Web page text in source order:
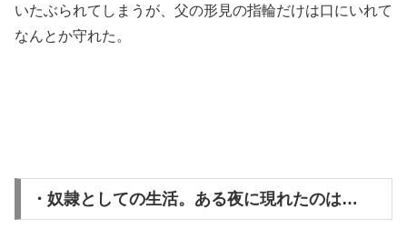
いたぶられてしまうが、父の形見の指輪だけは口にいれて
なんとか守れた。
・奴隷としての生活。ある夜に現れたのは…